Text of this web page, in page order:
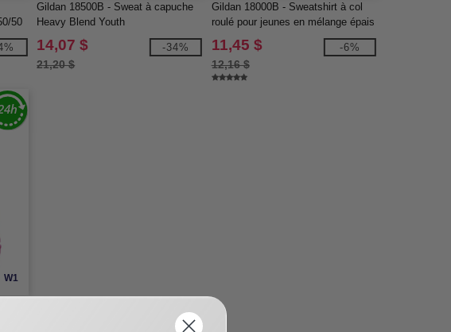
50
Gildan 18500B - Sweat à capuche
Heavy Blend Youth
14,07 $
21,20 $
-34%
Gildan 18000B - Sweatshirt à col
roulé pour jeunes en mélange épais
11,45 $
12,16 $
-6%
W1